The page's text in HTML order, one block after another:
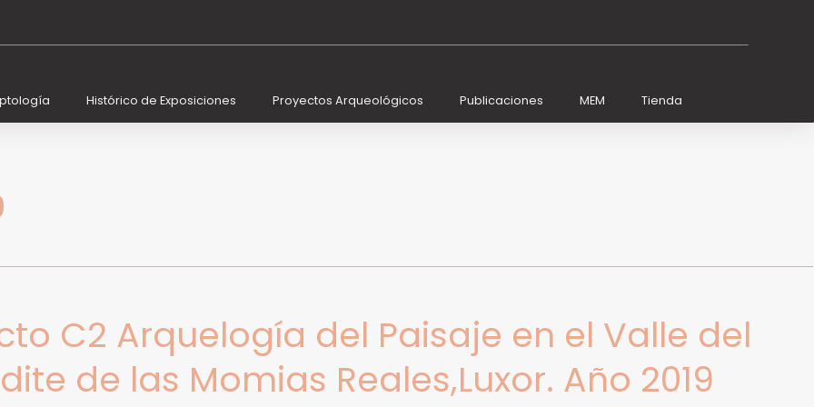
Histórico de Exposiciones Proyectos Arqueológicos Publicaciones MEM Tienda
C2 Arquelogía del Paisaje en el Valle del
de las Momias Reales,Luxor. Año 2019